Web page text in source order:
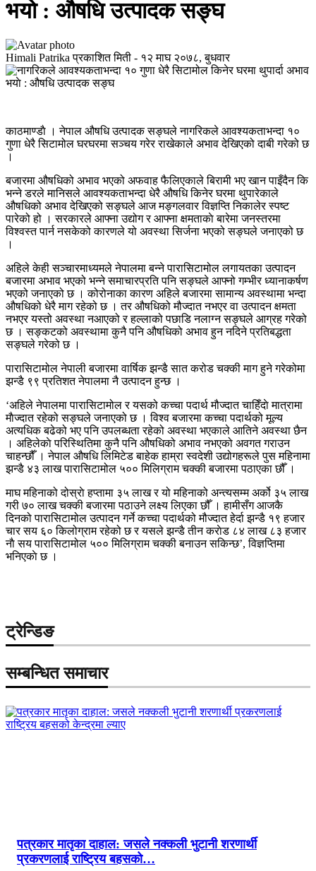
भयाे : औषधि उत्पादक सङ्घ
Himali Patrika प्रकाशित मिती - १२ माघ २०७८, बुधवार
काठमाण्डाै । नेपाल औषधि उत्पादक सङ्घले नागरिकले आवश्यकताभन्दा १०
गुणा धेरै सिटामोल घरघरमा सञ्चय गरेर राखेकाले अभाव देखिएको दाबी गरेको छ
।
बजारमा औषधिको अभाव भएको अफवाह फैलिएकाले बिरामी भए खान पाइँदैन कि
भन्ने डरले मानिसले आवश्यकताभन्दा धेरै औषधि किनेर घरमा थुपारेकाले
औषधिको अभाव देखिएको सङ्घले आज मङ्गलवार विज्ञप्ति निकालेर स्पष्ट
पारेको हो । सरकारले आफ्ना उद्योग र आफ्ना क्षमताकाे बारेमा जनस्तरमा
विश्वस्त पार्न नसकेको कारणले यो अवस्था सिर्जना भएको सङ्घले जनाएको छ
।
अहिले केही सञ्चारमाध्यमले नेपालमा बन्ने पारासिटामोल लगायतका उत्पादन
बजारमा अभाव भएको भन्ने समाचारप्रति पनि सङ्घले आफ्नो गम्भीर ध्यानाकर्षण
भएको जनाएको छ । कोरोनाका कारण अहिले बजारमा सामान्य अवस्थामा भन्दा
औषधिको धेरै माग रहेको छ । तर औषधिको मौज्दात नभएर वा उत्पादन क्षमता
नभएर यस्तो अवस्था नआएको र हल्लाको पछाडि नलाग्न सङ्घले आग्रह गरेको
छ । सङ्कटको अवस्थामा कुनै पनि औषधिको अभाव हुन नदिने प्रतिबद्धता
सङ्घले गरेको छ ।
पारासिटामोल नेपाली बजारमा वार्षिक झन्डै सात करोड चक्की माग हुने गरेकोमा
झन्डै ९९ प्रतिशत नेपालमा नै उत्पादन हुन्छ ।
‘अहिले नेपालमा पारासिटामोल र यसको कच्चा पदार्थ मौज्दात चाहिँदाे मात्रामा
माैज्दात रहेको सङ्घले जनाएको छ । विश्व बजारमा कच्चा पदार्थको मूल्य
अत्यधिक बढेको भए पनि उपलब्धता रहेको अवस्था भएकाले आतिने अवस्था छैन
। अहिलेकाे परिस्थितिमा कुनै पनि औषधिको अभाव नभएको अवगत गराउन
चाहन्छौँ । नेपाल औषधि लिमिटेड बाहेक हाम्रा स्वदेशी उद्योगहरूले पुस महिनामा
झन्डै ४३ लाख पारासिटामोल ५०० मिलिग्राम चक्की बजारमा पठाएका छौँ ।
माघ महिनाको दोस्राे हप्तामा ३५ लाख र यो महिनाको अन्त्यसम्म अर्को ३५ लाख
गरी ७० लाख चक्की बजारमा पठाउने लक्ष्य लिएका छौँ । हामीसँग आजकै
दिनको पारासिटामोल उत्पादन गर्ने कच्चा पदार्थको मौज्दात हेर्दा झन्डै १९ हजार
चार सय ६० किलोग्राम रहेको छ र यसले झन्डै तीन कराेड ८४ लाख ८३ हजार
नाै सय पारासिटामोल ५०० मिलिग्राम चक्की बनाउन सकिन्छ’, विज्ञप्तिमा
भनिएकाे छ ।
ट्रेन्डिङ
सम्बन्धित समाचार
पत्रकार मातृका दाहाल: जसले नक्कली भुटानी शरणार्थी
प्रकरणलाई राष्ट्रिय बहसको…